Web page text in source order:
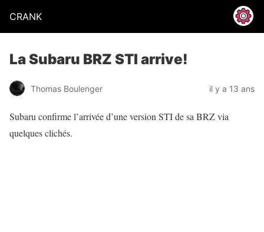
CRANK
La Subaru BRZ STI arrive!
Thomas Boulenger il y a 13 ans
Subaru confirme l’arrivée d’une version STI de sa BRZ via
quelques clichés.